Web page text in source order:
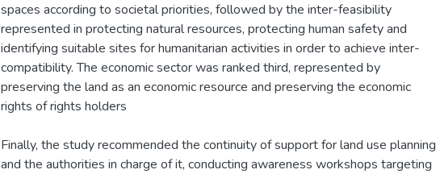
spaces according to societal priorities, followed by the inter-feasibility
represented in protecting natural resources, protecting human safety and
identifying suitable sites for humanitarian activities in order to achieve inter-
compatibility. The economic sector was ranked third, represented by
preserving the land as an economic resource and preserving the economic
rights of rights holders
Finally, the study recommended the continuity of support for land use planning
and the authorities in charge of it, conducting awareness workshops targeting